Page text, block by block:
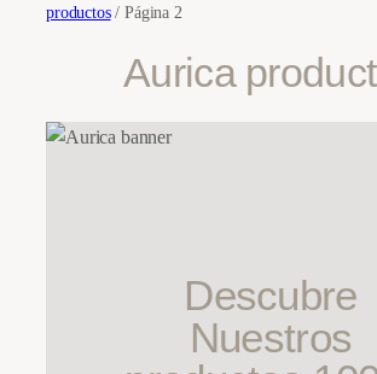
productos/ Página 2
Aurica
Descubre
Nuestros